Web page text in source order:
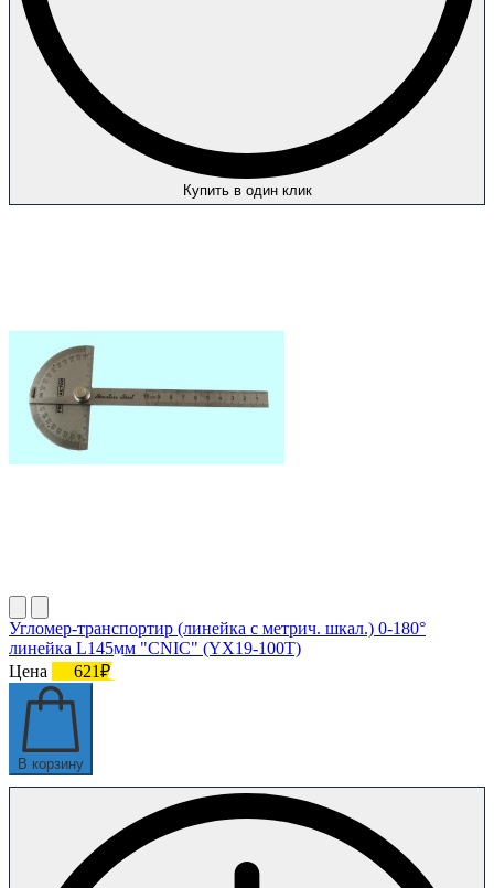
Купить в один клик
Угломер-транспортир (линейка с метрич. шкал.) 0-180°
линейка L145мм "CNIC" (YX19-100T)
Цена
621₽
В корзину